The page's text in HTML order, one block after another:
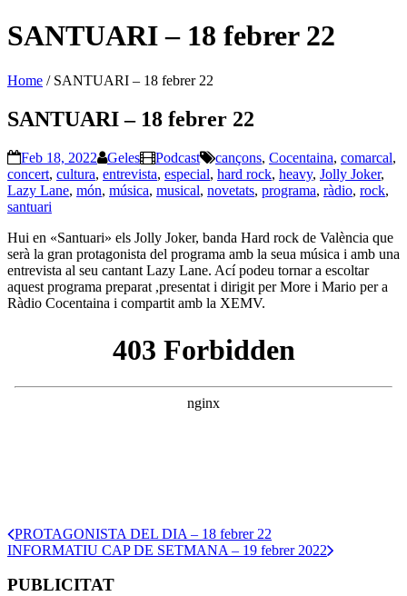
SANTUARI – 18 febrer 22
Home / SANTUARI – 18 febrer 22
SANTUARI – 18 febrer 22
Feb 18, 2022 Geles Podcast cançons, Cocentaina, comarcal,
concert, cultura, entrevista, especial, hard rock, heavy, Jolly Joker,
Lazy Lane, món, música, musical, novetats, programa, ràdio, rock,
santuari
Hui en «Santuari» els Jolly Joker, banda Hard rock de València que
serà la gran protagonista del programa amb la seua música i amb una
entrevista al seu cantant Lazy Lane. Ací podeu tornar a escoltar
aquest programa preparat ,presentat i dirigit per More i Mario per a
Ràdio Cocentaina i compartit amb la XEMV.
PROTAGONISTA DEL DIA – 18 febrer 22
INFORMATIU CAP DE SETMANA – 19 febrer 2022
PUBLICITAT